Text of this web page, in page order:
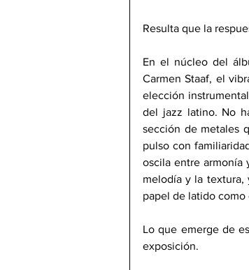
Resulta que la
En el núcleo del
Carmen Staaf, el
elección
del jazz latino. No
sección de metales
pulso con
oscila entre armonía
melodía y la
papel de latido como
Lo que emerge de
exposición.